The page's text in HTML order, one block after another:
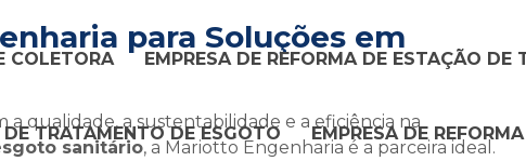
COLETORA EMPRESA DE REFORMA DE ESTAÇÃO DE
TRATAMENTO DE ESGOTO EMPRESA DE
para Soluções em
qualidade, a sustentabilidade e a eficiência na
sanitário, a Mariotto Engenharia é a parceira ideal.